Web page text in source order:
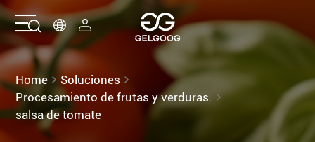
Hogar
Soluciones
Home
Soluciones
Procesamiento de frutas y verduras.
salsa de tomate